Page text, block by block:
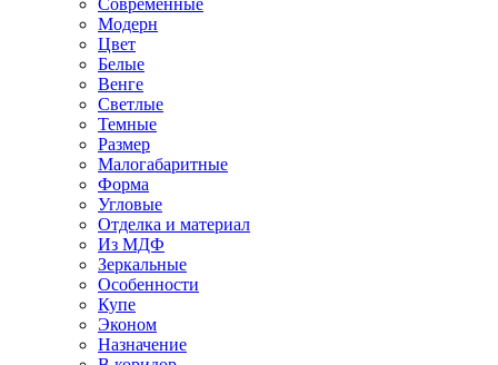
Современные
Модерн
Цвет
Белые
Венге
Светлые
Темные
Размер
Малогабаритные
Форма
Угловые
Отделка и материал
Из МДФ
Зеркальные
Особенности
Купе
Эконом
Назначение